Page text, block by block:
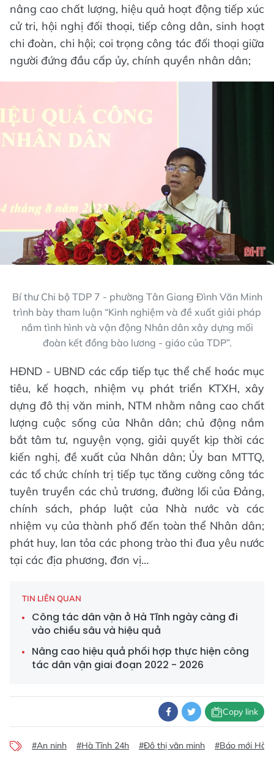
nâng cao chất lượng, hiệu quả hoạt động tiếp xúc
cử tri, hội nghị đối thoại, tiếp công dân, sinh hoạt
chi đoàn, chi hội; coi trọng công tác đối thoại giữa
người đứng đầu cấp ủy, chính quyền nhân dân;
Bí thư Chi bộ TDP 7 - phường Tân Giang Đình Văn Minh
trình bày tham luận “Kinh nghiệm và đề xuất giải pháp
nắm tình hình và vận động Nhân dân xây dựng mối
đoàn kết đồng bào lương - giáo của TDP”.
HĐND - UBND các cấp tiếp tục thể chế hoác mục
tiêu, kế hoạch, nhiệm vụ phát triển KTXH, xây
dựng đô thị văn minh, NTM nhằm nâng cao chất
lượng cuộc sống của Nhân dân; chủ động nắm
bắt tâm tư, nguyện vọng, giải quyết kịp thời các
kiến nghị, đề xuất của Nhân dân; Ủy ban MTTQ,
các tổ chức chính trị tiếp tục tăng cường công tác
tuyên truyền các chủ trương, đường lối của Đảng,
chính sách, pháp luật của Nhà nước và các
nhiệm vụ của thành phố đến toàn thể Nhân dân;
phát huy, lan tỏa các phong trào thi đua yêu nước
tại các địa phương, đơn vị…
TIN LIÊN QUAN
Công tác dân vận ở Hà Tĩnh ngày càng đi
vào chiều sâu và hiệu quả
Nâng cao hiệu quả phối hợp thực hiện công
tác dân vận giai đoạn 2022 - 2026
Copy link
#An ninh #Hà Tĩnh 24h #Đô thị văn minh #Báo mới Hà